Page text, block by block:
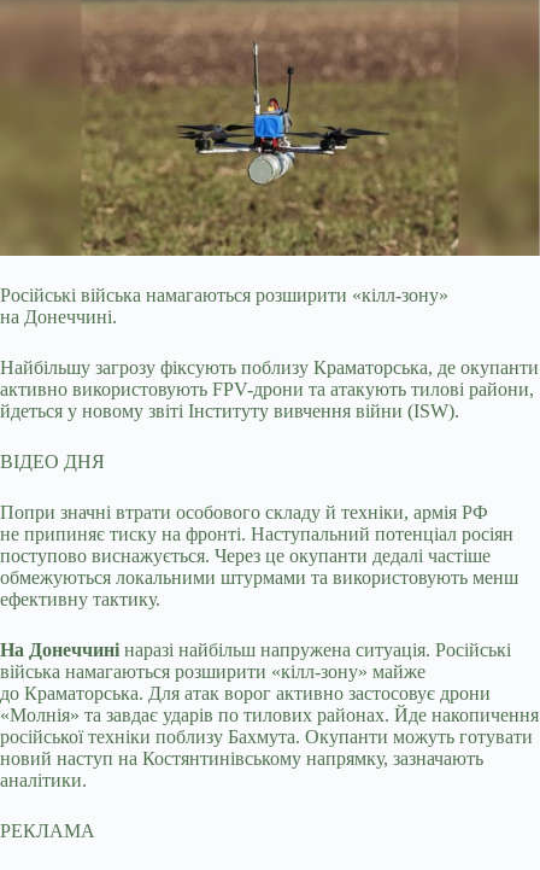
Російські війська намагаються розширити «кілл-зону»
на Донеччині.
Найбільшу загрозу фіксують поблизу Краматорська, де окупанти
активно використовують FPV-дрони та атакують тилові райони,
йдеться у новому звіті Інституту вивчення війни (ISW).
ВІДЕО ДНЯ
Попри значні втрати особового складу й техніки, армія РФ
не припиняє тиску на фронті. Наступальний потенціал росіян
поступово виснажується. Через це окупанти дедалі частіше
обмежуються локальними штурмами та використовують менш
ефективну тактику.
На Донеччині наразі найбільш напружена ситуація. Російські
війська намагаються розширити «кілл-зону» майже
до Краматорська. Для атак ворог активно застосовує дрони
«Молнія» та завдає ударів по тилових районах. Йде накопичення
російської техніки поблизу Бахмута. Окупанти можуть готувати
новий наступ на Костянтинівському напрямку, зазначають
аналітики.
РЕКЛАМА